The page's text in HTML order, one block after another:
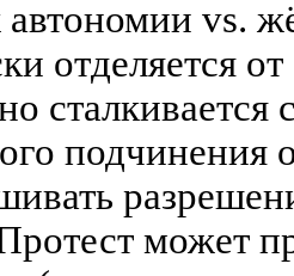
vs.
отделяется
может